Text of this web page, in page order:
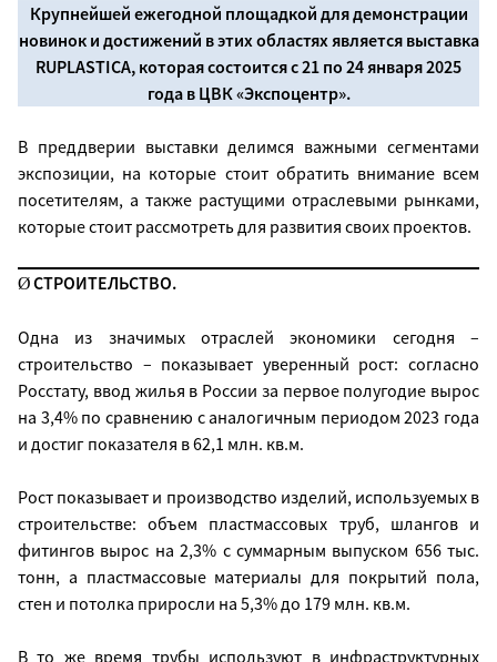
Крупнейшей ежегодной площадкой для демонстрации
новинок и достижений в этих областях является выставка
RUPLASTICA, которая состоится с 21 по 24 января 2025
года в ЦВК «Экспоцентр».
В преддверии выставки делимся важными сегментами
экспозиции, на которые стоит обратить внимание всем
посетителям, а также растущими отраслевыми рынками,
которые стоит рассмотреть для развития своих проектов.
ØСТРОИТЕЛЬСТВО.
Одна из значимых отраслей экономики сегодня –
строительство – показывает уверенный рост: согласно
Росстату, ввод жилья в России за первое полугодие вырос
на 3,4% по сравнению с аналогичным периодом 2023 года
и достиг показателя в 62,1 млн. кв.м.
Рост показывает и производство изделий, используемых в
строительстве: объем пластмассовых труб, шлангов и
фитингов вырос на 2,3% с суммарным выпуском 656 тыс.
тонн, а пластмассовые материалы для покрытий пола,
стен и потолка приросли на 5,3% до 179 млн. кв.м.
В то же время трубы используют в инфраструктурных